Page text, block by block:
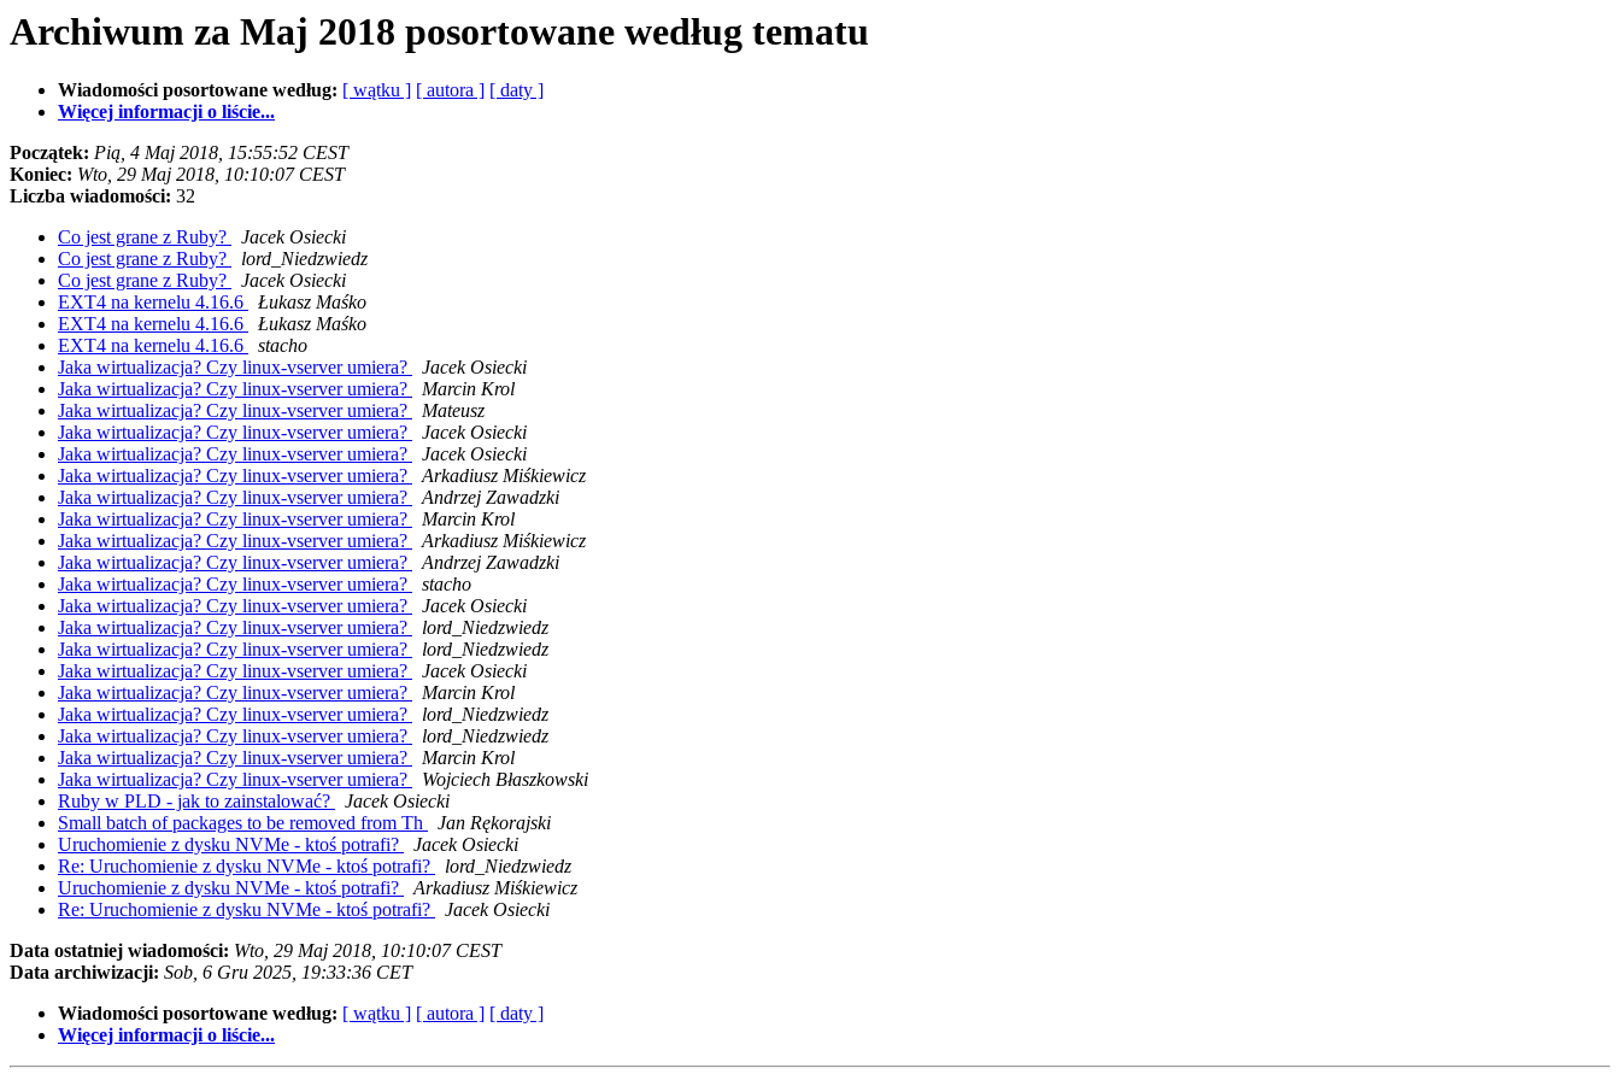
Archiwum za Maj 2018 posortowane według tematu
Wiadomości posortowane według: [ wątku ] [ autora ] [ daty ]
Więcej informacji o liście...
Początek: Pią, 4 Maj 2018, 15:55:52 CEST
Koniec: Wto, 29 Maj 2018, 10:10:07 CEST
Liczba wiadomości: 32
Co jest grane z Ruby?
Jacek Osiecki
Co jest grane z Ruby?
lord_Niedzwiedz
Co jest grane z Ruby?
Jacek Osiecki
EXT4 na kernelu 4.16.6
Łukasz Maśko
EXT4 na kernelu 4.16.6
Łukasz Maśko
EXT4 na kernelu 4.16.6
stacho
Jaka wirtualizacja? Czy linux-vserver umiera?
Jacek Osiecki
Jaka wirtualizacja? Czy linux-vserver umiera?
Marcin Krol
Jaka wirtualizacja? Czy linux-vserver umiera?
Mateusz
Jaka wirtualizacja? Czy linux-vserver umiera?
Jacek Osiecki
Jaka wirtualizacja? Czy linux-vserver umiera?
Jacek Osiecki
Jaka wirtualizacja? Czy linux-vserver umiera?
Arkadiusz Miśkiewicz
Jaka wirtualizacja? Czy linux-vserver umiera?
Andrzej Zawadzki
Jaka wirtualizacja? Czy linux-vserver umiera?
Marcin Krol
Jaka wirtualizacja? Czy linux-vserver umiera?
Arkadiusz Miśkiewicz
Jaka wirtualizacja? Czy linux-vserver umiera?
Andrzej Zawadzki
Jaka wirtualizacja? Czy linux-vserver umiera?
stacho
Jaka wirtualizacja? Czy linux-vserver umiera?
Jacek Osiecki
Jaka wirtualizacja? Czy linux-vserver umiera?
lord_Niedzwiedz
Jaka wirtualizacja? Czy linux-vserver umiera?
lord_Niedzwiedz
Jaka wirtualizacja? Czy linux-vserver umiera?
Jacek Osiecki
Jaka wirtualizacja? Czy linux-vserver umiera?
Marcin Krol
Jaka wirtualizacja? Czy linux-vserver umiera?
lord_Niedzwiedz
Jaka wirtualizacja? Czy linux-vserver umiera?
lord_Niedzwiedz
Jaka wirtualizacja? Czy linux-vserver umiera?
Marcin Krol
Jaka wirtualizacja? Czy linux-vserver umiera?
Wojciech Błaszkowski
Ruby w PLD - jak to zainstalować?
Jacek Osiecki
Small batch of packages to be removed from Th
Jan Rękorajski
Uruchomienie z dysku NVMe - ktoś potrafi?
Jacek Osiecki
Re: Uruchomienie z dysku NVMe - ktoś potrafi?
lord_Niedzwiedz
Uruchomienie z dysku NVMe - ktoś potrafi?
Arkadiusz Miśkiewicz
Re: Uruchomienie z dysku NVMe - ktoś potrafi?
Jacek Osiecki
Data ostatniej wiadomości: Wto, 29 Maj 2018, 10:10:07 CEST
Data archiwizacji: Sob, 6 Gru 2025, 19:33:36 CET
Wiadomości posortowane według: [ wątku ] [ autora ] [ daty ]
Więcej informacji o liście...